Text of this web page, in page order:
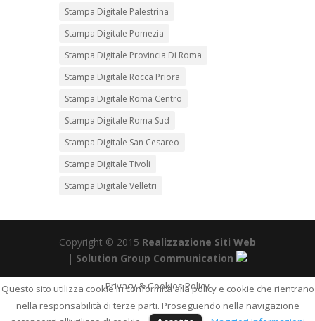
Stampa Digitale Palestrina
Stampa Digitale Pomezia
Stampa Digitale Provincia Di Roma
Stampa Digitale Rocca Priora
Stampa Digitale Roma Centro
Stampa Digitale Roma Sud
Stampa Digitale San Cesareo
Stampa Digitale Tivoli
Stampa Digitale Velletri
Copyright © 2015 Realizzazione Siti Web
| Solution Group Communication
Questo sito utilizza cookie in conformità alla policy e cookie che rientrano
nella responsabilità di terze parti. Proseguendo nella navigazione
Privacy & Cookies Policy